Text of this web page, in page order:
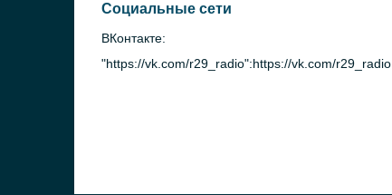
Социальные сети
ВКонтакте:
"https://vk.com/r29_radio":https://vk.com/r29_radio